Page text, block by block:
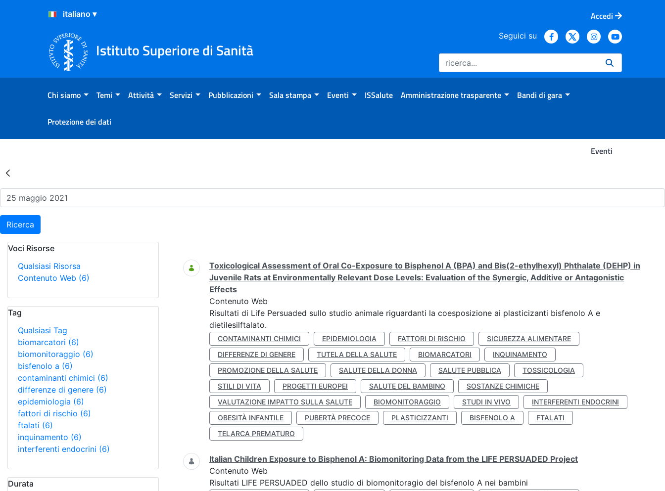
Salta al Contenuto
Salta al Footer
Accedi
Istituto Superiore di Sanità
Seguici su
Chi siamo Temi Attività Servizi Pubblicazioni Sala stampa Eventi ISSalute Amministrazione trasparente Bandi di gara
Protezione dei dati
Eventi
Risultati della Ricerca - Eventi
Ricerca
Voci Risorse
Qualsiasi Risorsa
Contenuto Web (6)
Tag
Qualsiasi Tag
biomarcatori (6)
biomonitoraggio (6)
bisfenolo a (6)
contaminanti chimici (6)
differenze di genere (6)
epidemiologia (6)
fattori di rischio (6)
ftalati (6)
inquinamento (6)
interferenti endocrini (6)
Durata
Ricerca
Toxicological Assessment of Oral Co-Exposure to Bisphenol A (BPA) and Bis(2-ethylhexyl) Phthalate (DEHP) in
Juvenile Rats at Environmentally Relevant Dose Levels: Evaluation of the Synergic, Additive or Antagonistic
Effects
Contenuto Web
Risultati di Life Persuaded sullo studio animale riguardanti la coesposizione ai plasticizanti bisfenolo A e
dietilesilftalato.
CONTAMINANTI CHIMICI EPIDEMIOLOGIA FATTORI DI RISCHIO
SICUREZZA ALIMENTARE
DIFFERENZE DI GENERE
TUTELA DELLA SALUTE BIOMARCATORI
INQUINAMENTO
PROMOZIONE DELLA SALUTE
SALUTE DELLA DONNA SALUTE PUBBLICA
TOSSICOLOGIA
STILI DI VITA
PROGETTI EUROPEI SALUTE DEL BAMBINO
SOSTANZE CHIMICHE
VALUTAZIONE IMPATTO SULLA SALUTE
BIOMONITORAGGIO STUDI IN VIVO
INTERFERENTI ENDOCRINI
OBESITÀ INFANTILE
PUBERTÀ PRECOCE PLASTICIZZANTI BISFENOLO A
FTALATI
TELARCA PREMATURO
Italian Children Exposure to Bisphenol A: Biomonitoring Data from the LIFE PERSUADED Project
Contenuto Web
Risultati LIFE PERSUADED dello studio di biomonitoragio del bisfenolo A nei bambini